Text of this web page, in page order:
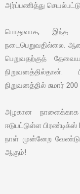
அர்ப்பணித்து செயல்பட்டு
பொதுவாக, இந்த
நடைபெறுவதில்லை.
பெறுவதற்குத்
நிறுவனத்தில் சுமார்
அழகான நாளைக்காக
ஈடுபட்டுள்ள
நாள் முன்னேற
ஆகும்!